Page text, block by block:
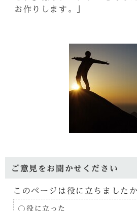
お作りします。」
ご意見をお聞かせください
このページは役に立ちましたか
役に立った